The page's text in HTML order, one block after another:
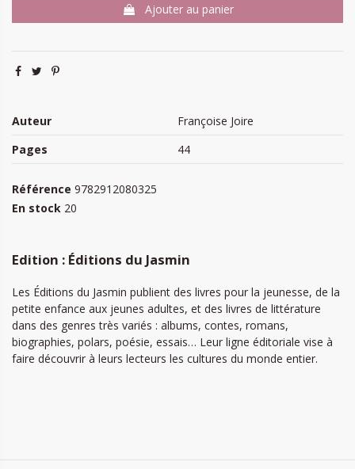
Ajouter au panier
Auteur
Françoise Joire
Pages
44
Référence 9782912080325
En stock 20
Edition : Éditions du Jasmin
Les Éditions du Jasmin publient des livres pour la jeunesse, de la
petite enfance aux jeunes adultes, et des livres de littérature
dans des genres très variés : albums, contes, romans,
biographies, polars, poésie, essais… Leur ligne éditoriale vise à
faire découvrir à leurs lecteurs les cultures du monde entier.